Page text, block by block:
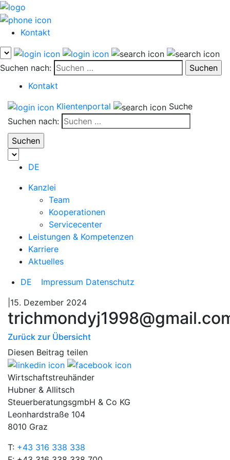
Kontakt
Suchen nach:
Kontakt
Klientenportal
Suche
Suchen nach:
DE
Kanzlei
Team
Kooperationen
Servicecenter
Leistungen & Kompetenzen
Karriere
Aktuelles
DE
Impressum Datenschutz
|15. Dezember 2024
Zurück zur Übersicht
Diesen Beitrag teilen
Wirtschaftstreuhänder
Hubner & Allitsch
SteuerberatungsgmbH & Co KG
Leonhardstraße 104
8010 Graz
T: +43 316 338 338